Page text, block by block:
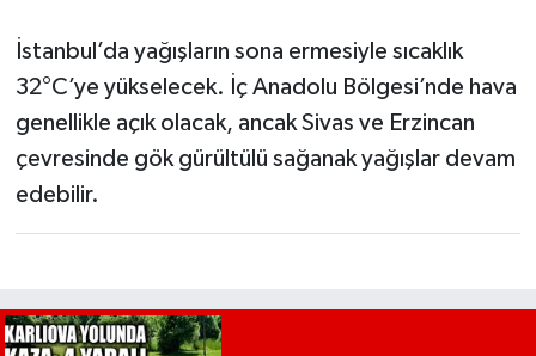
İstanbul’da yağışların sona ermesiyle sıcaklık
32°C’ye yükselecek. İç Anadolu Bölgesi’nde hava
genellikle açık olacak, ancak Sivas ve Erzincan
çevresinde gök gürültülü sağanak yağışlar devam
edebilir.